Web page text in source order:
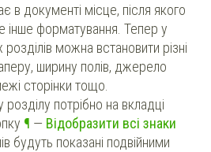
в документі місце, після якого
інше форматування. Тепер у
можна встановити різні
ширину полів, джерело
сторінки тощо.
потрібно на вкладці
¶ — Відобразити всі знаки
будуть показані подвійними